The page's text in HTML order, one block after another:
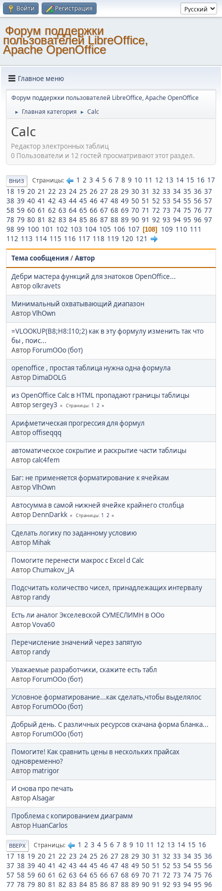
Войти Регистрация
Форум поддержки
пользователей LibreOffice,
Apache OpenOffice
Главное меню
Форум поддержки пользователей LibreOffice, Apache OpenOffice
► Главная категория ► Calc
Calc
Редактор электронных таблиц
0 Пользователи и 12 гостей просматривают этот раздел.
ВНИЗ Страницы 1 2 3 4 5 6 7 8 9 10 11 12 13 14 15 16 17
18 19 20 21 22 23 24 25 26 27 28 29 30 31 32 33 34 35 36 37
38 39 40 41 42 43 44 45 46 47 48 49 50 51 52 53 54 55 56 57
58 59 60 61 62 63 64 65 66 67 68 69 70 71 72 73 74 75 76 77
78 79 80 81 82 83 84 85 86 87 88 89 90 91 92 93 94 95 96 97
98 99 100 101 102 103 104 105 106 107 108 109 110 111
112 113 114 115 116 117 118 119 120 121
Тема сообщения /Автор
Дебри мастера функций для знатоков OpenOffice...
Авторolkravets
Минимальный охватывающий диапазон
АвторVlhOwn
=VLOOKUP(B8;H8:I10;2) как в эту формулу изменить так что
бы , поис...
Автор ForumOOo (бот)
openoffice , простая таблица нужна одна формула
Автор DimaDOLG
из OpenOffice Calc в HTML пропадают границы таблицы
Авторsergey3 Страницы 1 2
Арифметическая прогрессия для формул
Авторoffiseqqq
автоматическое сокрытие и раскрытие части таблицы
Авторcalc4fem
Баг: не применяется форматирование к ячейкам
АвторVlhOwn
Автосумма в самой нижней ячейке крайнего столбца
Автор DennDarkk Страницы 1 2
Сделать логику по заданному условию
Автор Mihak
Помогите перенести макрос с Excel d Calc
АвторChumakov_JA
Подсчитать количество чисел, принадлежащих интервалу
Автор randy
Есть ли аналог Экселевской СУМЕСЛИМН в ООо
АвторVova60
Перечисление значений через запятую
Автор randy
Уважаемые разработчики, скажите есть табл
Автор ForumOOo (бот)
Условное форматирование...как сделать,чтобы выделялос
Автор ForumOOo (бот)
Добрый день. С различных ресурсов скачана форма бланка...
Автор ForumOOo (бот)
Помогите! Как сравнить цены в нескольких прайсах
одновременно?
Автор matrigor
И снова про печать
АвторAlsagar
Проблема с копированием диаграмм
Автор HuanCarlos
ВВЕРХ Страницы 1 2 3 4 5 6 7 8 9 10 11 12 13 14 15 16
17 18 19 20 21 22 23 24 25 26 27 28 29 30 31 32 33 34 35 36
37 38 39 40 41 42 43 44 45 46 47 48 49 50 51 52 53 54 55 56
57 58 59 60 61 62 63 64 65 66 67 68 69 70 71 72 73 74 75 76
77 78 79 80 81 82 83 84 85 86 87 88 89 90 91 92 93 94 95 96